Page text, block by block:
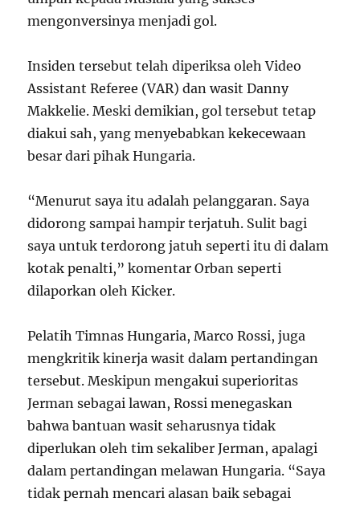
mengonversinya menjadi gol.
Insiden tersebut telah diperiksa oleh Video
Assistant Referee (VAR) dan wasit Danny
Makkelie. Meski demikian, gol tersebut tetap
diakui sah, yang menyebabkan kekecewaan
besar dari pihak Hungaria.
“Menurut saya itu adalah pelanggaran. Saya
didorong sampai hampir terjatuh. Sulit bagi
saya untuk terdorong jatuh seperti itu di dalam
kotak penalti,” komentar Orban seperti
dilaporkan oleh Kicker.
Pelatih Timnas Hungaria, Marco Rossi, juga
mengkritik kinerja wasit dalam pertandingan
tersebut. Meskipun mengakui superioritas
Jerman sebagai lawan, Rossi menegaskan
bahwa bantuan wasit seharusnya tidak
diperlukan oleh tim sekaliber Jerman, apalagi
dalam pertandingan melawan Hungaria. “Saya
tidak pernah mencari alasan baik sebagai